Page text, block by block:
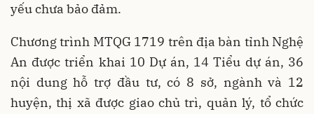
yếu chưa bảo đảm.
Chương trình MTQG 1719 trên địa bàn tỉnh Nghệ
An được triển khai 10 Dự án, 14 Tiểu dự án, 36
nội dung hỗ trợ đầu tư, có 8 sở, ngành và 12
huyện, thị xã được giao chủ trì, quản lý, tổ chức